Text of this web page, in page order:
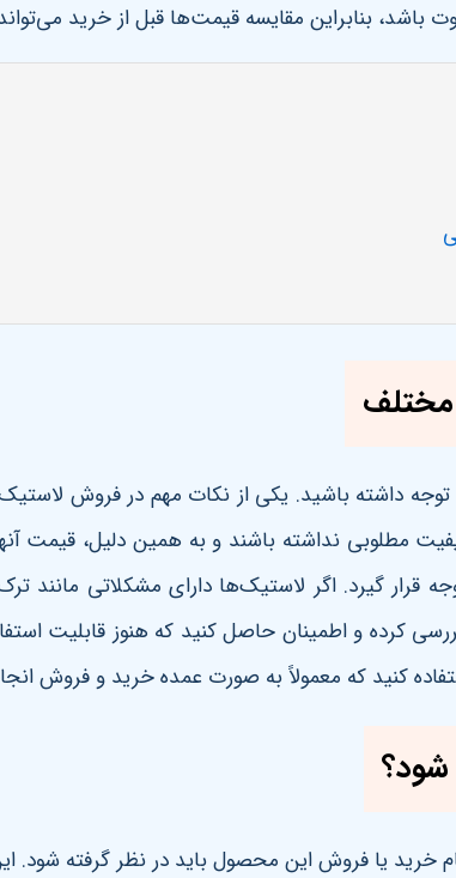
باشد، بنابراین مقایسه قیمت‌ها قبل از خرید
داشته باشید. یکی از نکات مهم در فروش
مطلوبی نداشته باشند و به همین دلیل، قیمت
گیرد. اگر لاستیک‌ها دارای مشکلاتی مانند
کرده و اطمینان حاصل کنید که هنوز قابلیت
کنید که معمولاً به صورت عمده خرید و فروش
یا فروش این محصول باید در نظر گرفته شود.